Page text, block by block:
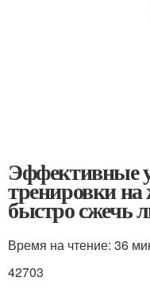
Эффективные
тренировки
быстро сжечь
Время на чтение: 36
42703